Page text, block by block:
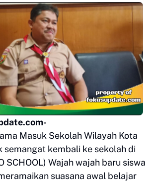
Masuk Sekolah Wilayah Kota
semangat kembali ke sekolah di
SCHOOL) Wajah wajah baru siswa
suasana awal belajar